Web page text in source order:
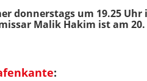
donnerstags um 19.25 Uhr
Malik Hakim ist am 20.
: